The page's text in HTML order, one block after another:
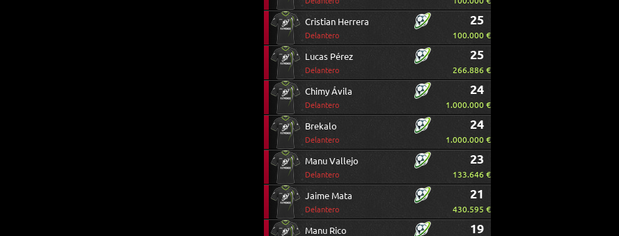
Cristian Herrera
Delantero
25
100.000 €
Lucas Pérez
Delantero
25
266.886 €
Chimy Ávila
Delantero
24
1.000.000 €
Brekalo
Delantero
24
1.000.000 €
Manu Vallejo
Delantero
23
133.646 €
Jaime Mata
Delantero
21
430.595 €
Manu Rico 19